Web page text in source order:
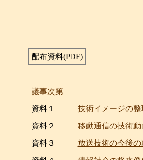
配布資料(PDF)
議事次第
資料１ 技術イメージの整
資料２ 移動通信の技術
資料３ 放送技術の今後の